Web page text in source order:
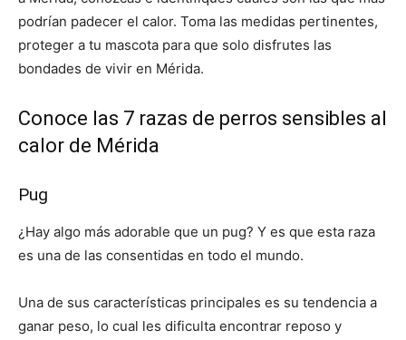
podrían padecer el calor. Toma las medidas pertinentes,
proteger a tu mascota para que solo disfrutes las
bondades de vivir en Mérida.
Conoce las 7 razas de perros sensibles al
calor de Mérida
Pug
¿Hay algo más adorable que un pug? Y es que esta raza
es una de las consentidas en todo el mundo.
Una de sus características principales es su tendencia a
ganar peso, lo cual les dificulta encontrar reposo y